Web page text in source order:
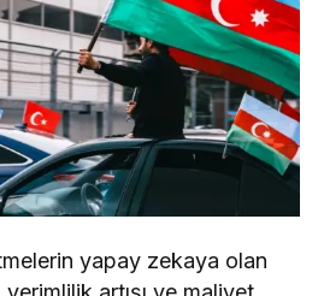
yapay zekaya olan